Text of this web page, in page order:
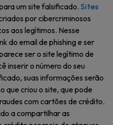
um site falsificado. Sites
por cibercriminosos
aos legítimos. Nesse
do email de phishing e ser
ser o site legítimo de
inserir o número do seu
suas informações serão
que criou o site, que pode
com cartões de crédito.
a compartilhar as